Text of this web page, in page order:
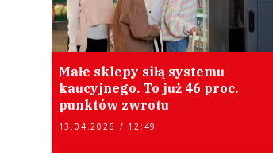
Małe sklepy siłą systemu
kaucyjnego. To już 46 proc.
punktów zwrotu
13.04.2026 / 12:49